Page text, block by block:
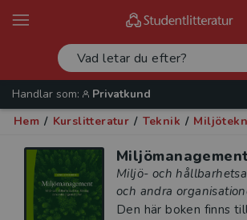
Handlar som:
Privatkund
Hem / Kurslitteratur / Teknik /
Miljömanagement
Miljö- och
och andra
Den här boken finns